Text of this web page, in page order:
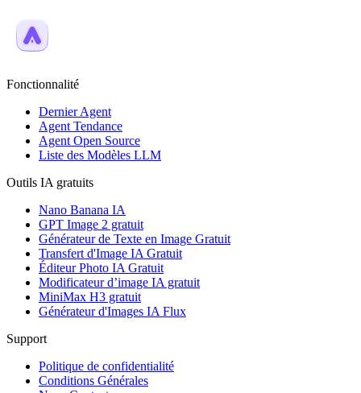
Fonctionnalité
Dernier Agent
Agent Tendance
Agent Open Source
Liste des Modèles LLM
Outils IA gratuits
Nano Banana IA
GPT Image 2 gratuit
Générateur de Texte en Image Gratuit
Transfert d'Image IA Gratuit
Éditeur Photo IA Gratuit
Modificateur d’image IA gratuit
MiniMax H3 gratuit
Générateur d'Images IA Flux
Support
Politique de confidentialité
Conditions Générales